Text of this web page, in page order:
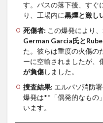
【悲報】仙台育英の女部員←
ベンチ入り 強豪校のジャガ
5chの北斗の拳強さランキン
グ、完成度が高いと話題にｗ
ｗｗｗ (5/20)
金正恩「経済制裁、正直キツ
いです・・・本当は核を使う
つもりな...
お知らせ (3/25)
お知らせ
す。バスの落下後、すぐ
り、工場内に黒煙と激し
死傷者: この爆発により
German Garcia氏と
た。彼らは重度の火傷の
ーに空輸されましたが、
が負傷しました。
捜査結果: エルパソ消防
爆発は**「偶発的なもの
います。